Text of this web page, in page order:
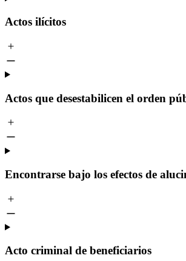
Actos ilícitos
Actos que desestabilicen el orden
Encontrarse bajo los efectos de
Acto criminal de beneficiarios